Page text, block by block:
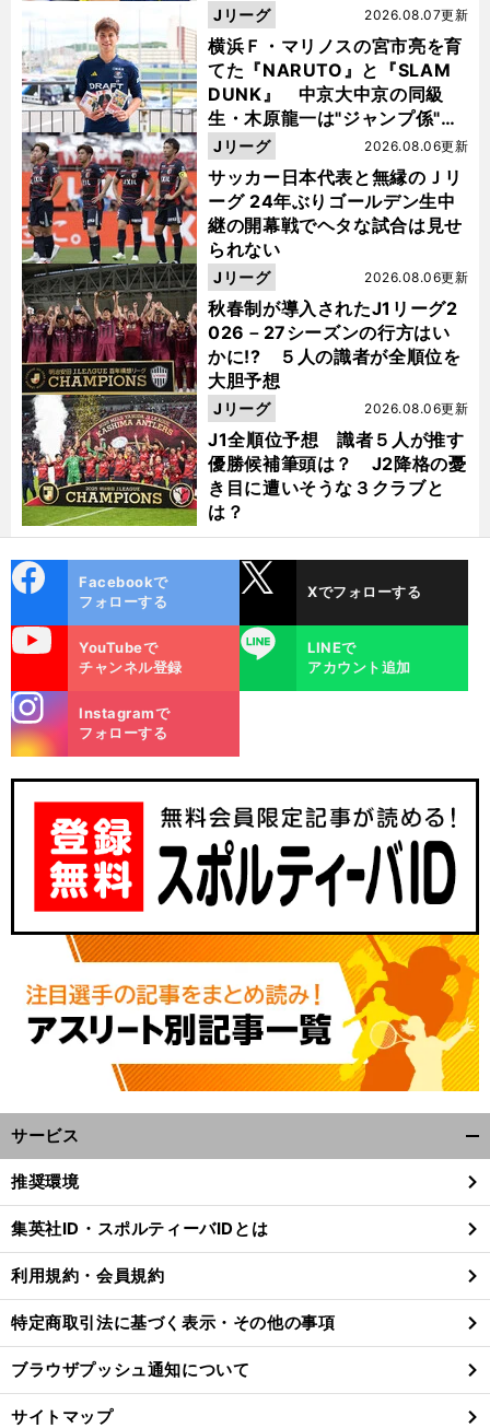
前
へ
横浜Ｆ・マリノスの宮市亮を育
てた『NARUTO』と『SLAM
DUNK』 中京大中京の同級
生・木原龍一は"ジャンプ係"だ
った
2026.08.07更新
Jリーグ
サッカー日本代表と無縁のＪリ
ーグ 24年ぶりゴールデン生中
継の開幕戦でヘタな試合は見せ
られない
2026.08.06更新
Jリーグ
秋春制が導入されたJ1リーグ2
026－27シーズンの行方はい
かに!? ５人の識者が全順位を
大胆予想
2026.08.06更新
Jリーグ
J1全順位予想 識者５人が推す
優勝候補筆頭は？ J2降格の憂
き目に遭いそうな３クラブと
は？
2026.08.06更新
Jリーグ
ok
Facebookで
フォローする
Xでフォローする
YouTubeで
チャンネル登録
LINE
LINEで
アカウント追加
m
Instagramで
フォローする
サービス
閉
る
推奨環境
集英社ID・スポルティーバIDとは
利用規約・会員規約
特定商取引法に基づく表示・その他の事項
ブラウザプッシュ通知について
サイトマップ